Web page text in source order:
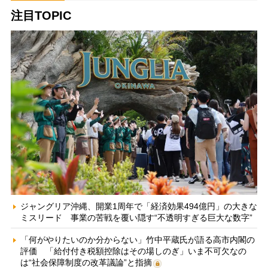
注目TOPIC
ジャングリア沖縄、開業1周年で「経済効果494億円」の大きな
ミスリード 事業の苦戦を覆い隠す“不透明すぎる巨大な数字”
「何がやりたいのか分からない」竹中平蔵氏が語る高市内閣の
評価 「給付付き税額控除はその場しのぎ」いま不可欠なの
は“社会保障制度の改革議論”と指摘